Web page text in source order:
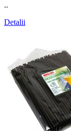
..
Detalii